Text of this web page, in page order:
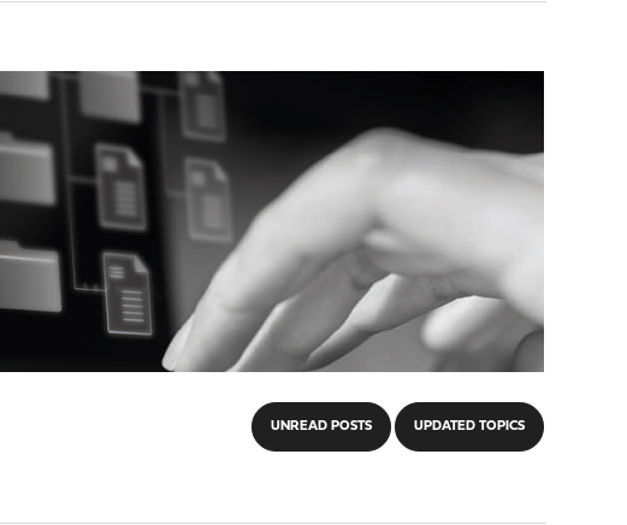
UNREAD POSTS UPDATED TOPICS